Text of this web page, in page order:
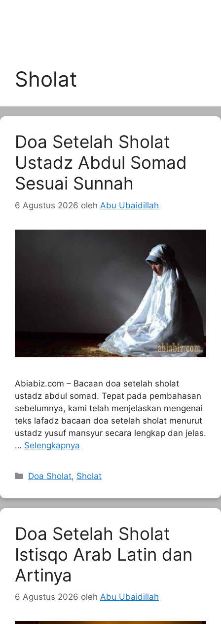
Sholat
Doa Setelah Sholat
Ustadz Abdul Somad
Sesuai Sunnah
6 Agustus 2026 oleh Abu Ubaidillah
Abiabiz.com – Bacaan doa setelah sholat
ustadz abdul somad. Tepat pada pembahasan
sebelumnya, kami telah menjelaskan mengenai
teks lafadz bacaan doa setelah sholat menurut
ustadz yusuf mansyur secara lengkap dan jelas.
… Selengkapnya
Kategori
Doa Sholat, Sholat
Doa Setelah Sholat
Istisqo Arab Latin dan
Artinya
6 Agustus 2026 oleh Abu Ubaidillah